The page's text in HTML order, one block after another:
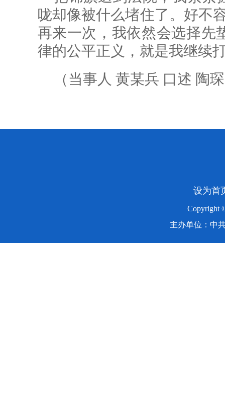
咙却像被什么堵住了。好不
再来一次，我依然会选择先
律的公平正义，就是我继续
（当事人 黄某兵 口述 陶
设为首
Copyright
主办单位：中